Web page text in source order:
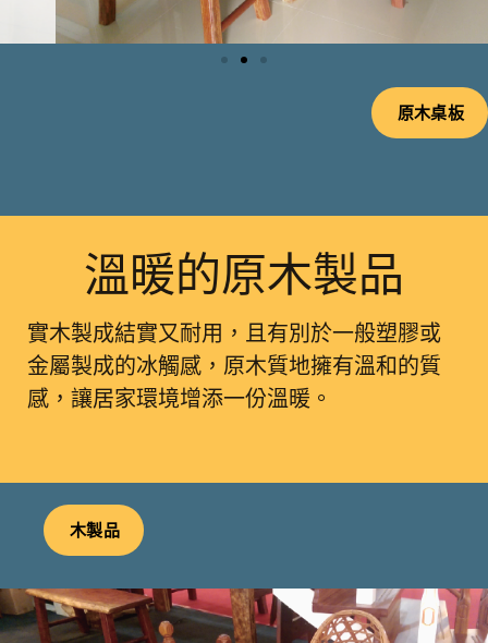
原木桌板
溫暖的原木製品
實木製成結實又耐用，且有別於一般塑膠或
金屬製成的冰觸感，原木質地擁有溫和的質
感，讓居家環境增添一份溫暖。
木製品